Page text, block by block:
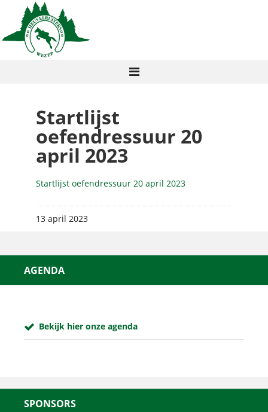
Startlijst
oefendressuur 20
april 2023
Startlijst oefendressuur 20 april 2023
13 april 2023
AGENDA
Bekijk hier onze agenda
SPONSORS